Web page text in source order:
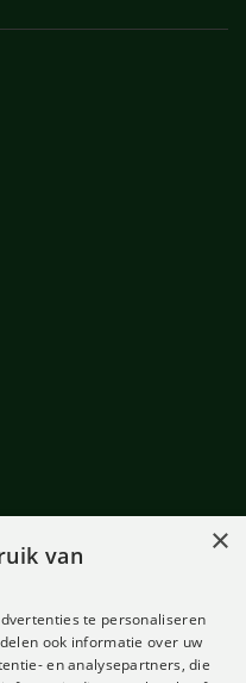
×
van
te personaliseren
ook informatie over uw
en analysepartners, die